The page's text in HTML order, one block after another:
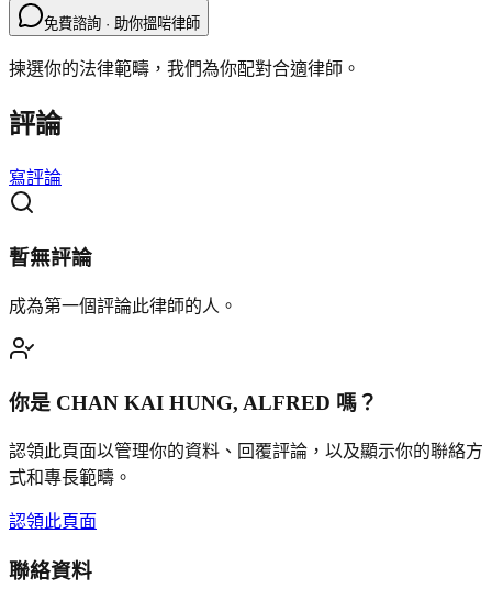
免費諮詢 · 助你搵啱律師
揀選你的法律範疇，我們為你配對合適律師。
評論
寫評論
暫無評論
成為第一個評論此律師的人。
你是 CHAN KAI HUNG, ALFRED 嗎？
認領此頁面以管理你的資料、回覆評論，以及顯示你的聯絡方
式和專長範疇。
認領此頁面
聯絡資料